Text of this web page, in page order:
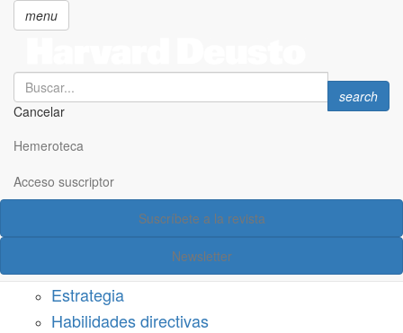
principal
menu
Search
Cancelar
Search
search
Hemeroteca
Acceso suscriptor
Suscríbete a la revista
Newsletter
Acceso suscriptor
Estrategia
Habilidades directivas